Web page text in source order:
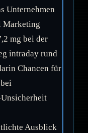
Unternehmen
Marketing
mg bei der
intraday rund
Chancen für
Ausblick